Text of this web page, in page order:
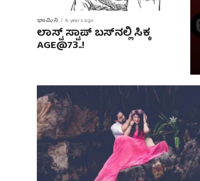
ಭಾಮಿನಿ 6 years ago
ಲಾಸ್ಟ್​​ ಸ್ಟಾಪ್​​ ಬಸ್​ನಲ್ಲಿ ಸಿಕ್ಕ
AGE@73..!